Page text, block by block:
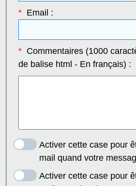
*Email :
*Commentaires (1000
de balise html - En français) :
Activer cette case pour
mail quand votre
Activer cette case pour